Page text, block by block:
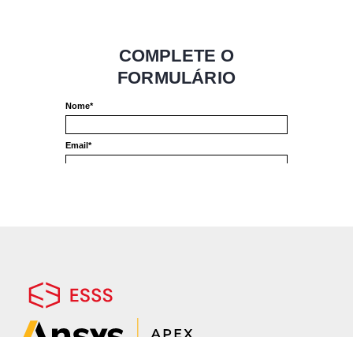
elétricos nas Américas e uma das maiores
produtoras de equipamentos elétricos do
10 milhões de unidades anualmente. Seus
engenheiros usam as abrangentes
ferramentas de análise da Ansys para
útil de rolamentos da nova linha de
motores elétricos W50.